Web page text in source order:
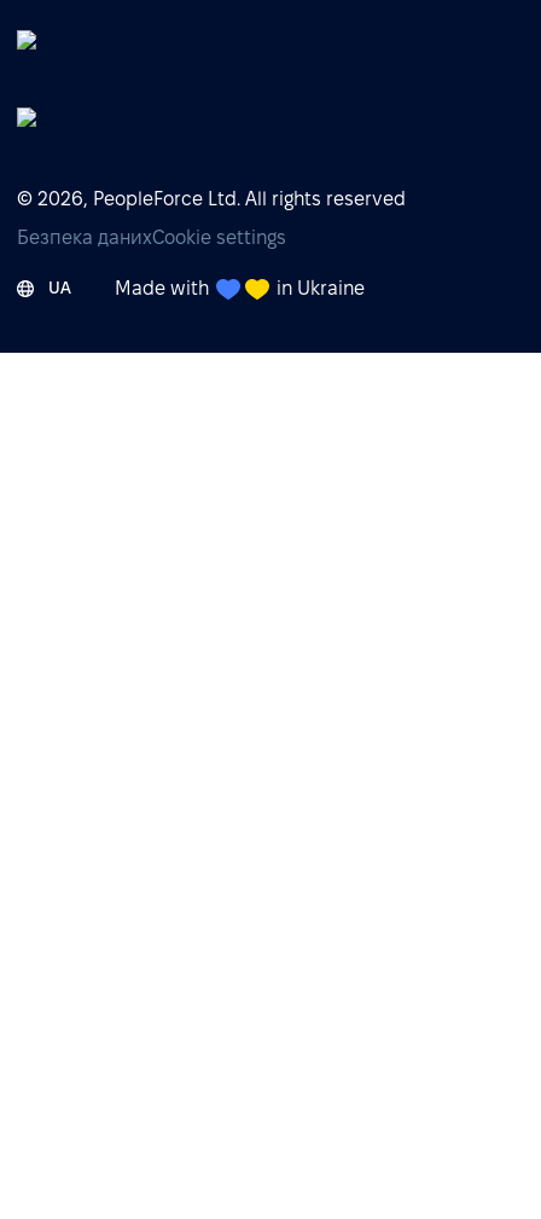
© 2026, PeopleForce Ltd. All rights reserved
Безпека данихCookie settings
UA Made with in Ukraine